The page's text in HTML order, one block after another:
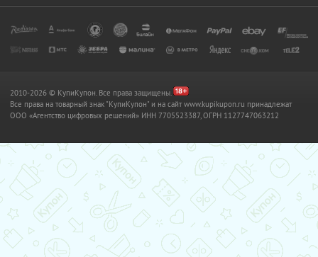
2010-2026 © КупиКупон. Все права защищены.
Все права на товарный знак "КупиКупон" и на сайт www.kupikupon.ru принадлежат
OOO «Агентство цифровых решений» ИНН 7705523387, ОГРН 1127747063212